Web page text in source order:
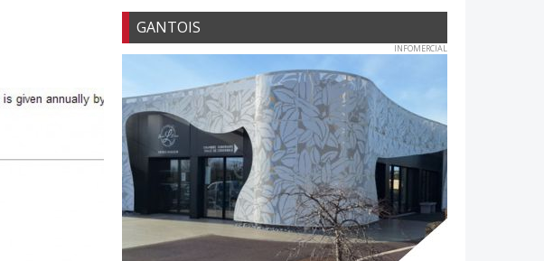
GANTOIS
INFOMERCIAL